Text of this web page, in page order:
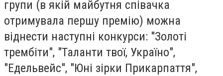
групи (в якій майбутня співачка
отримувала першу премію) можна
віднести наступні конкурси: "Золоті
трембіти", "Таланти твої, Україно",
"Едельвейс", "Юні зірки Прикарпаття",